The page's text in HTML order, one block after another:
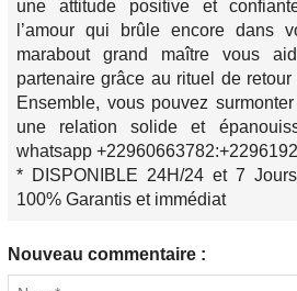
une attitude positive et
l’amour qui brûle encore dans
marabout grand maître vous
partenaire grâce au rituel de retour
Ensemble, vous pouvez
une relation solide et
whatsapp
* DISPONIBLE 24H/24 et 7
100% Garantis et immédiat
Nouveau commentaire :